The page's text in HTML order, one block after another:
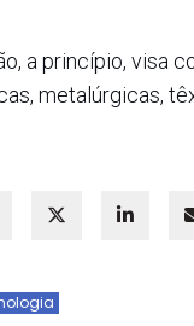
a princípio, visa
metalúrgicas,